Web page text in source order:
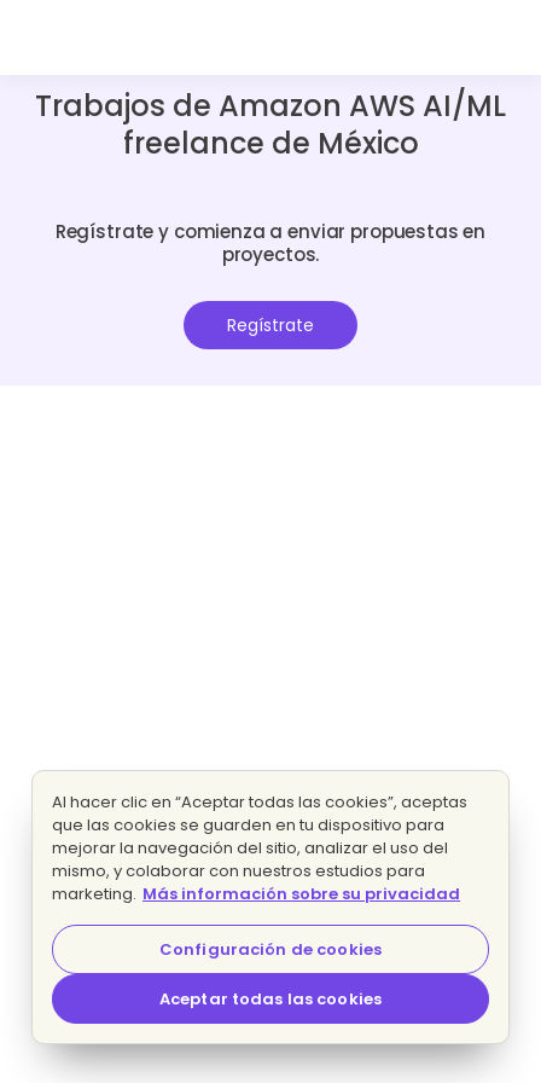
Trabajos de Amazon AWS AI/ML
freelance de México
Regístrate y comienza a enviar propuestas en
proyectos.
Regístrate
Al hacer clic en “Aceptar todas las cookies”, aceptas
que las cookies se guarden en tu dispositivo para
mejorar la navegación del sitio, analizar el uso del
mismo, y colaborar con nuestros estudios para
marketing. Más información sobre su privacidad
Configuración de cookies
Aceptar todas las cookies